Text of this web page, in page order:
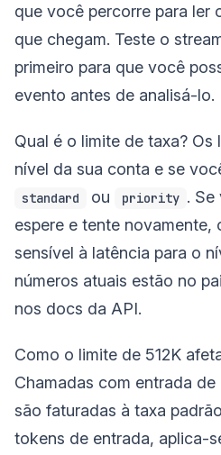
que você percorre para ler
que chegam. Teste o
primeiro para que você
evento antes de analisá-lo.
Qual é o limite de taxa? Os
nível da sua conta e se
standard ou priority . Se
espere e tente novamente,
sensível à latência para o
números atuais estão no
nos docs da API.
Como o limite de 512K
Chamadas com entrada
são faturadas à taxa
tokens de entrada, aplica-